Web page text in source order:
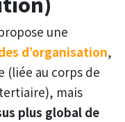
une
d’organisation,
(liée au corps de
mais
plus global de